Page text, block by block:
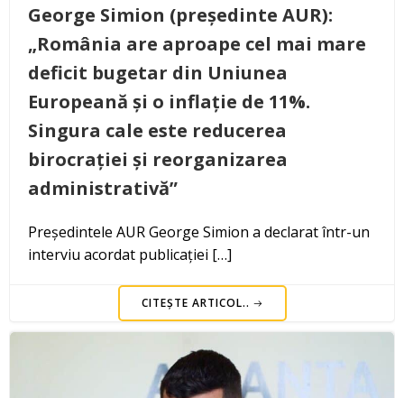
George Simion (președinte AUR):
„România are aproape cel mai mare
deficit bugetar din Uniunea
Europeană și o inflație de 11%.
Singura cale este reducerea
birocrației și reorganizarea
administrativă”
Președintele AUR George Simion a declarat într-un
interviu acordat publicației […]
CITEȘTE ARTICOL..